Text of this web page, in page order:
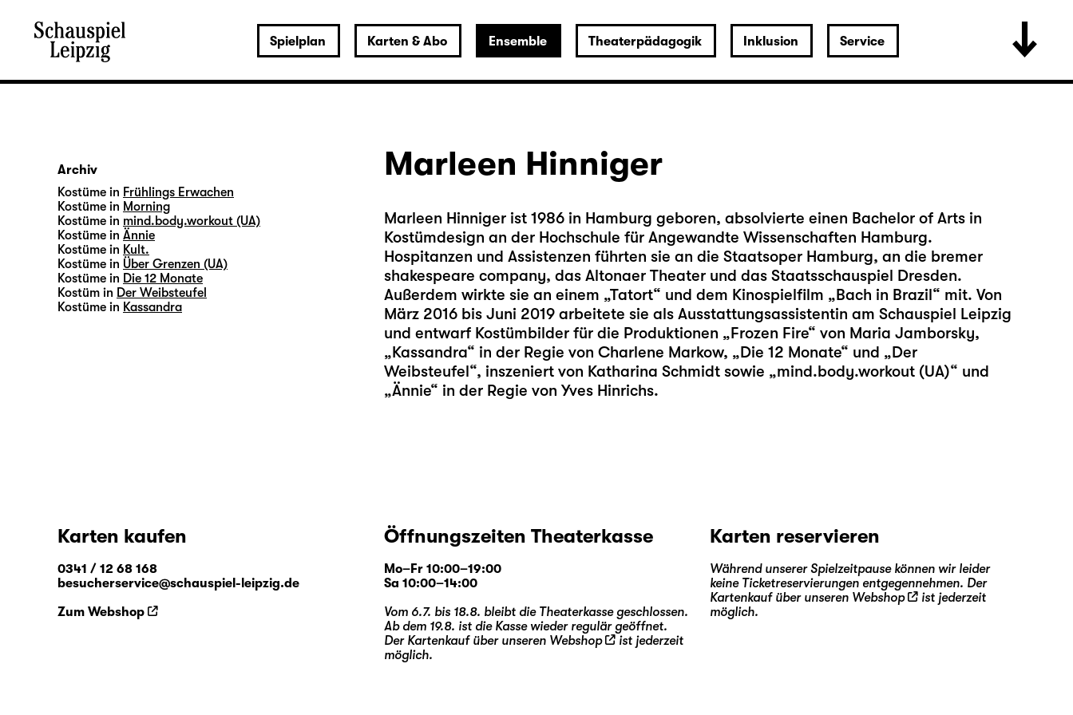
Spielplan Karten & Abo Ensemble Theaterpädagogik Inklusion Service
Marleen Hinniger
Marleen Hinniger ist 1986 in Hamburg geboren, absolvierte einen Bachelor of Arts in
Kostümdesign an der Hochschule für Angewandte Wissenschaften Hamburg.
Hospitanzen und Assistenzen führten sie an die Staatsoper Hamburg, an die bremer
shakespeare company, das Altonaer Theater und das Staatsschauspiel Dresden.
Außerdem wirkte sie an einem „Tatort“ und dem Kinospielfilm „Bach in Brazil“ mit. Von
März 2016 bis Juni 2019 arbeitete sie als Ausstattungsassistentin am Schauspiel Leipzig
und entwarf Kostümbilder für die Produktionen „Frozen Fire“ von Maria Jamborsky,
„Kassandra“ in der Regie von Charlene Markow, „Die 12 Monate“ und „Der
Weibsteufel“, inszeniert von Katharina Schmidt sowie „mind.body.workout (UA)“ und
„Ännie“ in der Regie von Yves Hinrichs.
Archiv
Kostüme in Frühlings Erwachen
Kostüme in Morning
Kostüme in mind.body.workout (UA)
Kostüme in Ännie
Kostüme in Kult.
Kostüme in Über Grenzen (UA)
Kostüme in Die 12 Monate
Kostüm in Der Weibsteufel
Kostüme in Kassandra
Karten kaufen
0341 / 12 68 168
besucherservice@schauspiel-leipzig.de
Zum Webshop
Öffnungszeiten Theaterkasse
Mo–Fr 10:00–19:00
Sa 10:00–14:00
Vom 6.7. bis 18.8. bleibt die Theaterkasse geschlossen.
Ab dem 19.8. ist die Kasse wieder regulär geöffnet.
Der Kartenkauf über unseren Webshop
ist jederzeit
möglich.
Karten reservieren
Während unserer Spielzeitpause können wir leider
keine Ticketreservierungen entgegennehmen. Der
Kartenkauf über unseren Webshop
ist jederzeit
möglich.